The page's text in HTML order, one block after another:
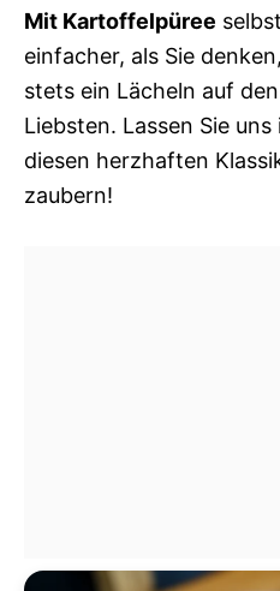
Mit Kartoffelpüree
einfacher, als Sie
stets ein Lächeln auf
Liebsten. Lassen Sie
diesen herzhaften
zaubern!